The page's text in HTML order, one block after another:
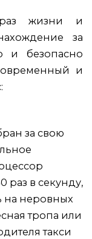
жизни и
за
и безопасно
и
за свою
раз в секунду,
на неровных
тропа или
такси